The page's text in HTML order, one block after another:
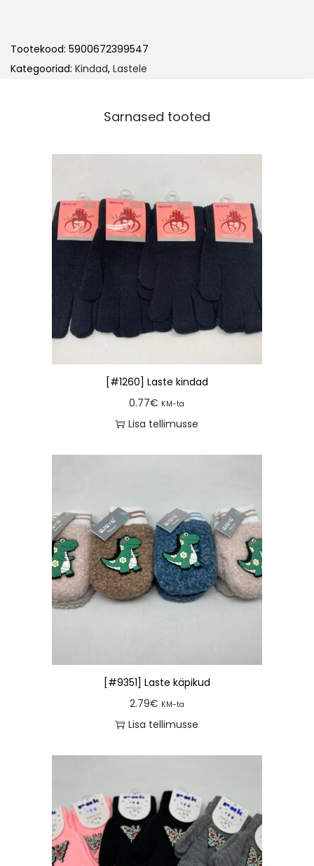
Tootekood: 5900672399547
Kategooriad: Kindad, Lastele
Sarnased tooted
[#1260] Laste kindad
0.77€ KM-ta
Lisa tellimusse
[#9351] Laste käpikud
2.79€ KM-ta
Lisa tellimusse